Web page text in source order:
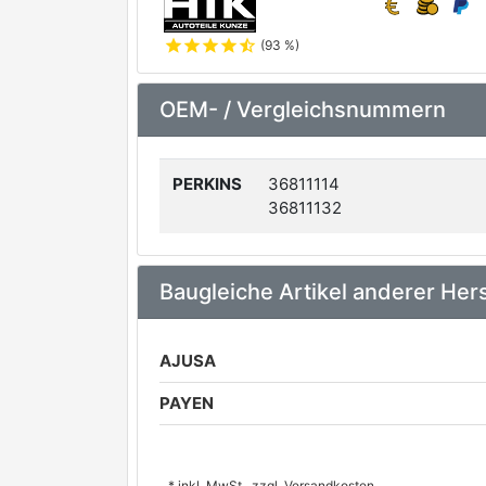
starstarstarstarstar_half (93 %)
OEM- / Vergleichsnummern
PERKINS
36811114
36811132
Baugleiche Artikel anderer
AJUSA
PAYEN